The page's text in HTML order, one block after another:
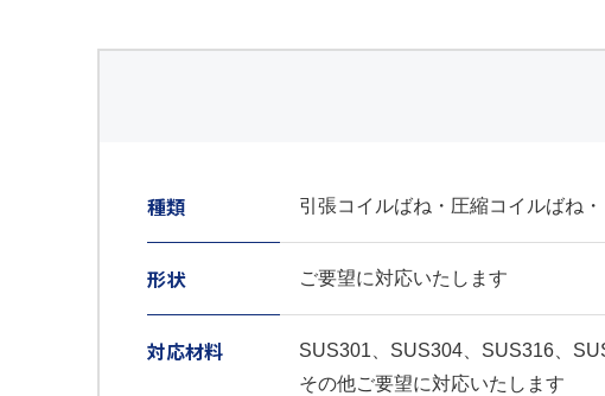
種類 引張コイルばね・圧縮コイルばね
形状 ご要望に対応いたします
対応材料
SUS301、SUS304、SUS316、
その他ご要望に対応いたします